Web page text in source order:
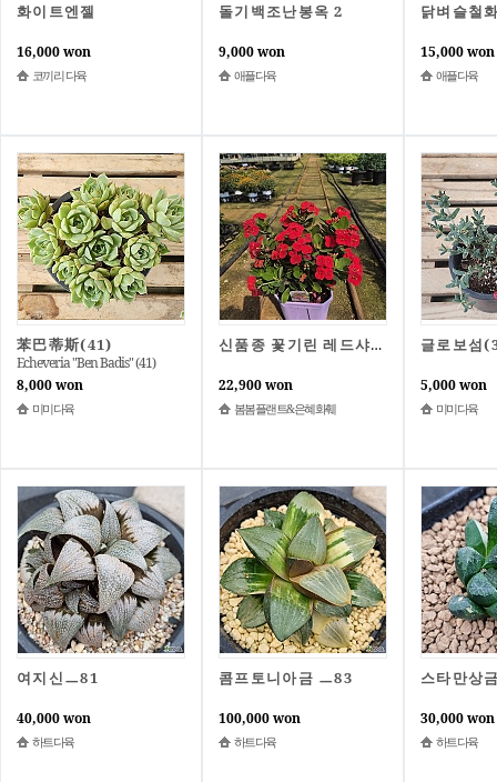
화이트엔젤
16,000 won
코끼리 다육
돌기백조난봉옥 2
9,000 won
애플다육
닭벼슬철
15,000 won
애플다육
苯巴蒂斯(41)
Echeveria "Ben Badis" (41)
8,000 won
미미다육
신품종 꽃기린 레드샤인 대품
22,900 won
봄봄플랜트&은혜화훼
글로보섬
5,000 won
미미다육
여지신ㅡ81
40,000 won
하트다육
콤프토니아금 ㅡ83
100,000 won
하트다육
스타만상
30,000 won
하트다육